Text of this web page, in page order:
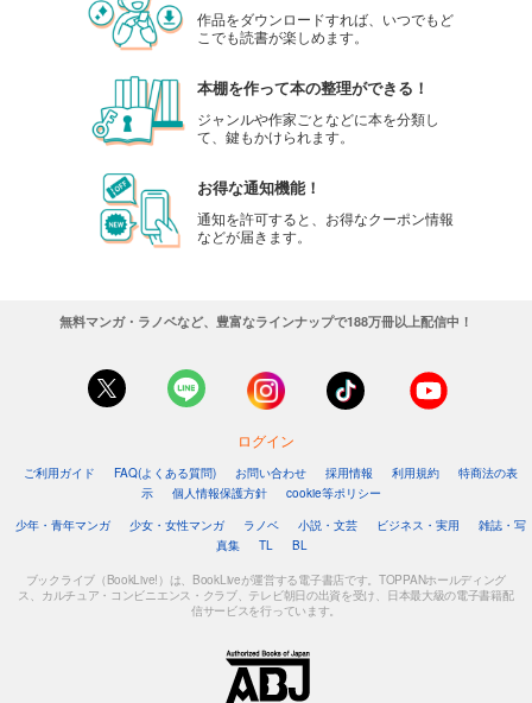
作品をダウンロードすれば、いつでもど
こでも読書が楽しめます。
本棚を作って本の整理ができる！
ジャンルや作家ごとなどに本を分類し
て、鍵もかけられます。
お得な通知機能！
通知を許可すると、お得なクーポン情報
などが届きます。
無料マンガ・ラノベなど、豊富なラインナップで188万冊以上配信中！
ログイン
ご利用ガイド FAQ(よくある質問) お問い合わせ 採用情報 利用規約
特商法の表
示
個人情報保護方針
cookie等ポリシー
少年・青年マンガ
少女・女性マンガ ラノベ 小説・文芸 ビジネス・実用
雑誌・写
真集
TL BL
ブックライブ（BookLive!）は、BookLiveが運営する電子書店です。TOPPANホールディング
ス、カルチュア・コンビニエンス・クラブ、テレビ朝日の出資を受け、日本最大級の電子書籍配
信サービスを行っています。